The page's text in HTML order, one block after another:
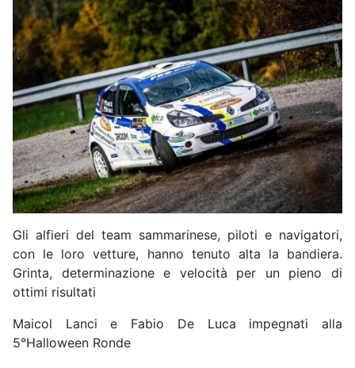
Gli alfieri del team sammarinese, piloti e navigatori,
con le loro vetture, hanno tenuto alta la bandiera.
Grinta, determinazione e velocità per un pieno di
ottimi risultati
Maicol Lanci e Fabio De Luca impegnati alla
5°Halloween Ronde